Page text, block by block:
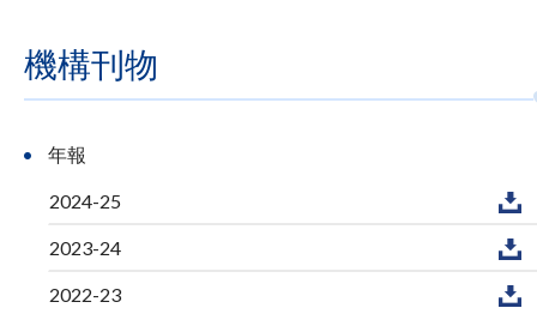
機構刊物
年報
2024-25
2023-24
2022-23